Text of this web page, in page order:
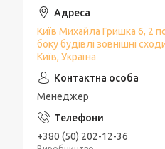
Київ Михайла Гришка 6, 2
боку будівлі зовнішні
Київ, Україна
Менеджер
+380 (50) 202-12-36